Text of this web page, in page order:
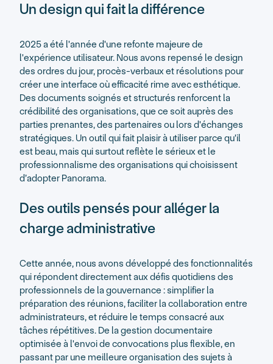
Un design qui fait la différence
2025 a été l'année d'une refonte majeure de
l'expérience utilisateur. Nous avons repensé le design
des ordres du jour, procès-verbaux et résolutions pour
créer une interface où efficacité rime avec esthétique.
Des documents soignés et structurés renforcent la
crédibilité des organisations, que ce soit auprès des
parties prenantes, des partenaires ou lors d'échanges
stratégiques. Un outil qui fait plaisir à utiliser parce qu'il
est beau, mais qui surtout reflète le sérieux et le
professionnalisme des organisations qui choisissent
d’adopter Panorama.
Des outils pensés pour alléger la
charge administrative
Cette année, nous avons développé des fonctionnalités
qui répondent directement aux défis quotidiens des
professionnels de la gouvernance : simplifier la
préparation des réunions, faciliter la collaboration entre
administrateurs, et réduire le temps consacré aux
tâches répétitives. De la gestion documentaire
optimisée à l'envoi de convocations plus flexible, en
passant par une meilleure organisation des sujets à